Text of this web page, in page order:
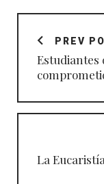
Navegación
entradasPREV
Estudiantes
La